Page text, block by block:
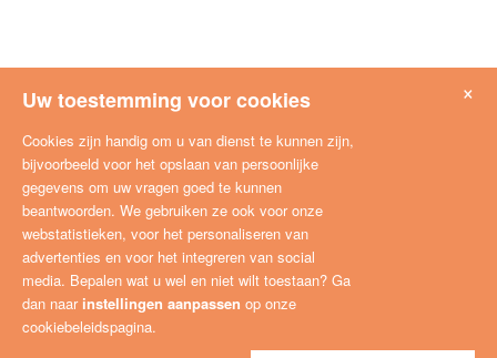
© copyright - CoachNetwerk -
×
Uw toestemming voor cookies
Cookies zijn handig om u van dienst te kunnen zijn,
bijvoorbeeld voor het opslaan van persoonlijke
gegevens om uw vragen goed te kunnen
beantwoorden. We gebruiken ze ook voor onze
webstatistieken, voor het personaliseren van
advertenties en voor het integreren van social
media. Bepalen wat u wel en niet wilt toestaan? Ga
dan naar instellingen aanpassen op onze
cookiebeleidspagina.